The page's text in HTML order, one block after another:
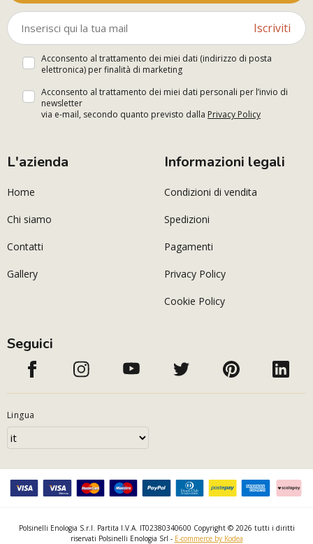
Iscriviti
Acconsento al trattamento dei miei dati (indirizzo di posta
elettronica) per finalità di marketing
Acconsento al trattamento dei miei dati personali per l’invio di
newsletter
via e-mail, secondo quanto previsto dalla Privacy Policy
L'azienda
Home
Chi siamo
Contatti
Gallery
Informazioni legali
Condizioni di vendita
Spedizioni
Pagamenti
Privacy Policy
Cookie Policy
Seguici
Lingua
Polsinelli Enologia S.r.l. Partita I.V.A. IT02380340600 Copyright © 2026 tutti i diritti
riservati Polsinelli Enologia Srl - E-commerce by Kodea